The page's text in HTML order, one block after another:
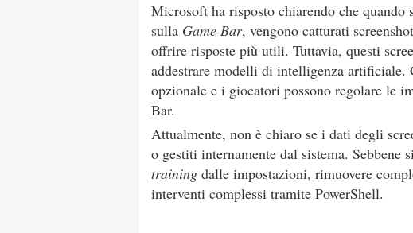
Microsoft ha risposto chiarendo che
sulla Game Bar, vengono catturati
offrire risposte più utili. Tuttavia, questi
addestrare modelli di intelligenza
opzionale e i giocatori possono regolare le
Bar.
Attualmente, non è chiaro se i dati degli
o gestiti internamente dal sistema.
training dalle impostazioni, rimuovere
interventi complessi tramite PowerShell.